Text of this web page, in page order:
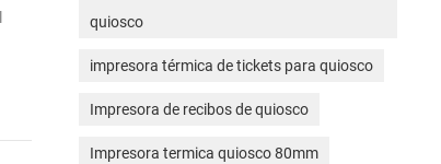
quiosco
impresora térmica de tickets para quiosco
Impresora de recibos de quiosco
Impresora termica quiosco 80mm